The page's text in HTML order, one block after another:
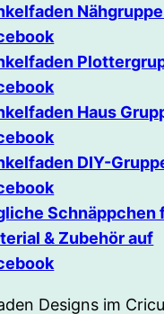
Haus
DIY-
Schnäppchen
& Zubehör auf
Designs im